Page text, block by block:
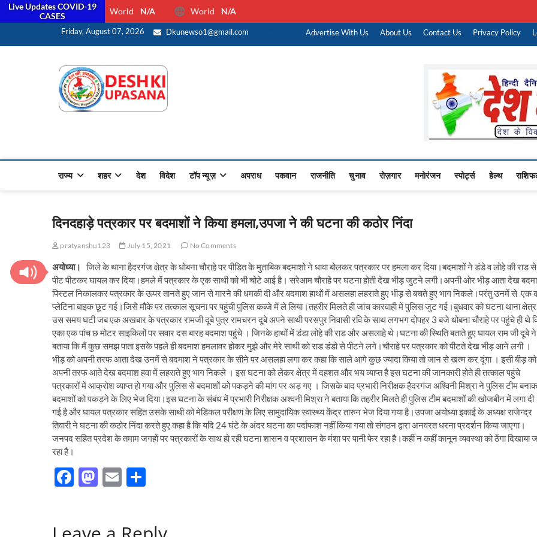
Friday, August 07, 2026 Dkunewso1@gmail.com Advertise With Us About Us Contact Us Privacy Policy
राज्य शहर देश विदेश टॉप न्यूज़ अपराध पकवान राजनीति चुनाव रोज़गार मनोरंजन स्पोर्ट्स हेल्थ
दिनदहाड़े पत्रकार पर बदमाशों ने किया हमला,उपजा ने की घटना की कठोर निंदा
pratyanshu123 July 15, 2021 No Comments
अयोध्या।जिले के थाना हैदरगंज क्षेत्र के धोबना चौराहे पर पीडित के मुताबिक बदमाशो ने धावा बोलकर पत्रकार पर हमला कर दिया।बदमाशों ने डंडे व लोहे की राड से
पीट पीटकर घायल कर दिया।हमले में पत्रकार के एक साथी को भी चोटे आई है। सरेआम चौराहे पर घटना होती देख भीड़ जुटने लगी।अपनी ओर भीड़ आता देख
पिस्टल निकालकर पत्रकार के ऊपर तानते हुए जान से मारने की धमकी दी और बदमाश हाथों में असलहा लहराते हुए भीड़ से बचते हुए भाग निकले।परंतु उनमें से एक
प्लेटिना बाइक छूट गई।जिसे मौके पर तत्काल सूचना पर पहुंची पुलिस कब्जे में ले लिया।तहरीर मिलते ही जांच कारवाही में पुलिस जुट गई।बुधवार को घटना थाना
उस समय घटी जब एक अखबार के पत्रकार रामजी दूबे पुत्र रामचरन दूबे अपने साथी परसपुर निवासी रवि के साथ लगभग दोपहर 3 बजे धोबना चौराहे पर पहुंचे ही थे
एका एक पांच छ मोटर साइकिलों पर सवार दस बारह बदमाश पहुंचे । जिनके हाथों में डंडा लोहे की राड और असलाहे थे।घटना की स्थिति बताते हुए घायल राम जी दूबे ने
बताया कि मैं कुछ समझ पाता इसके पहले ही बदमाश हमलावर होकर मुझे और मेरे साथी को राड डंडो से पीटने लगे।चौराहे पर पत्रकार को पीटते देख भीड़ आने लगी ।
भीड़ को अपनी तरफ आता देख उनमें से बदमाश ने पत्रकार के सीने पर असलहा लगा कर कहा कि साले आगे कुछ ज्यादा किया तो जान से खत्म कर दूंगा । इसी बीड़ को
अपनी तरफ आते देख बदमाश हवा में लहराते हुए भाग निकले । इस घटना को लेकर क्षेत्र में दहशत और भय व्याप्त है इस घटना की जानकारी होते ही तत्काल पहुंचे
पत्रकारों में आक्रोश व्याप्त हो गया और पुलिस से बदमाशों को पकड़ने की मांग पर अड़ गए । जिसके बाद प्रभारी निरीक्षक हैदरगंज अश्विनी मिश्रा ने पुलिस टीम
बदमाशों को पकड़ने के लिए भेज दिया।इस घटना के संबंध में प्रभारी निरीक्षक अश्वनी मिश्रा ने बताया कि तहरीर मिलते ही पुलिस टीम बदमाशों की खोजबीन में लगा दी
गई है और घायल पत्रकार सहित उसके साथी को मेडिकल परीक्षण के लिए सामुदायिक स्वास्थ्य केंद्र तारुन भेज दिया गया है।उपजा अयोध्या इकाई के अध्यक्ष राजेन्द्र
तिवारी ने घटना की कठोर निंदा करते हुए कहा है कि यदि 24 घंटे के अंदर घटना का पर्दाफाश नहीं किया गया तो संगठन द्वारा अनवरत धरना प्रदर्शन किया जाएगा।
जनपद सहित प्रदेश के तमाम जगहों पर पत्रकारों के साथ हो रही घटना शासन व प्रशासन के मंशा पर पानी फेर रहा है।कहीं न कहीं कानून व्यवस्था को ठेंगा दिखाया
रहा है।
F
M E
Live Updates COVID-19
CASES
World N/A World N/A